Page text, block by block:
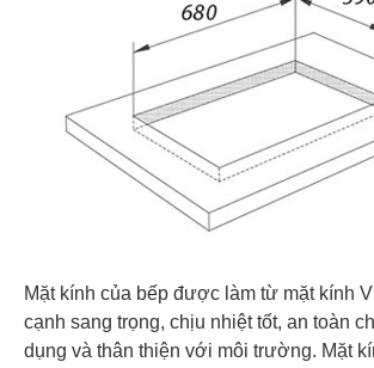
Mặt kính của bếp được làm từ mặt kính
cạnh sang trọng, chịu nhiệt tốt, an toàn
dụng và thân thiện với môi trường. Mặt